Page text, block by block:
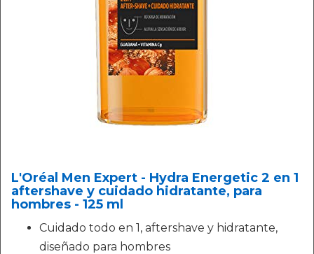
L'Oréal Men Expert - Hydra Energetic 2 en 1
aftershave y cuidado hidratante, para
hombres - 125 ml
Cuidado todo en 1, aftershave y hidratante,
diseñado para hombres